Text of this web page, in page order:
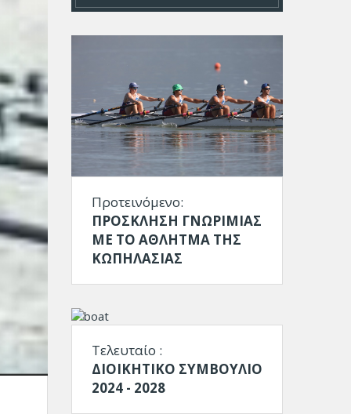
Προτεινόμενο:
ΠΡΟΣΚΛΗΣΗ ΓΝΩΡΙΜΙΑΣ
ΜΕ ΤΟ ΑΘΛΗΤΜΑ ΤΗΣ
ΚΩΠΗΛΑΣΙΑΣ
Τελευταίο :
ΔΙΟΙΚΗΤΙΚΟ ΣΥΜΒΟΥΛΙΟ
2024 - 2028